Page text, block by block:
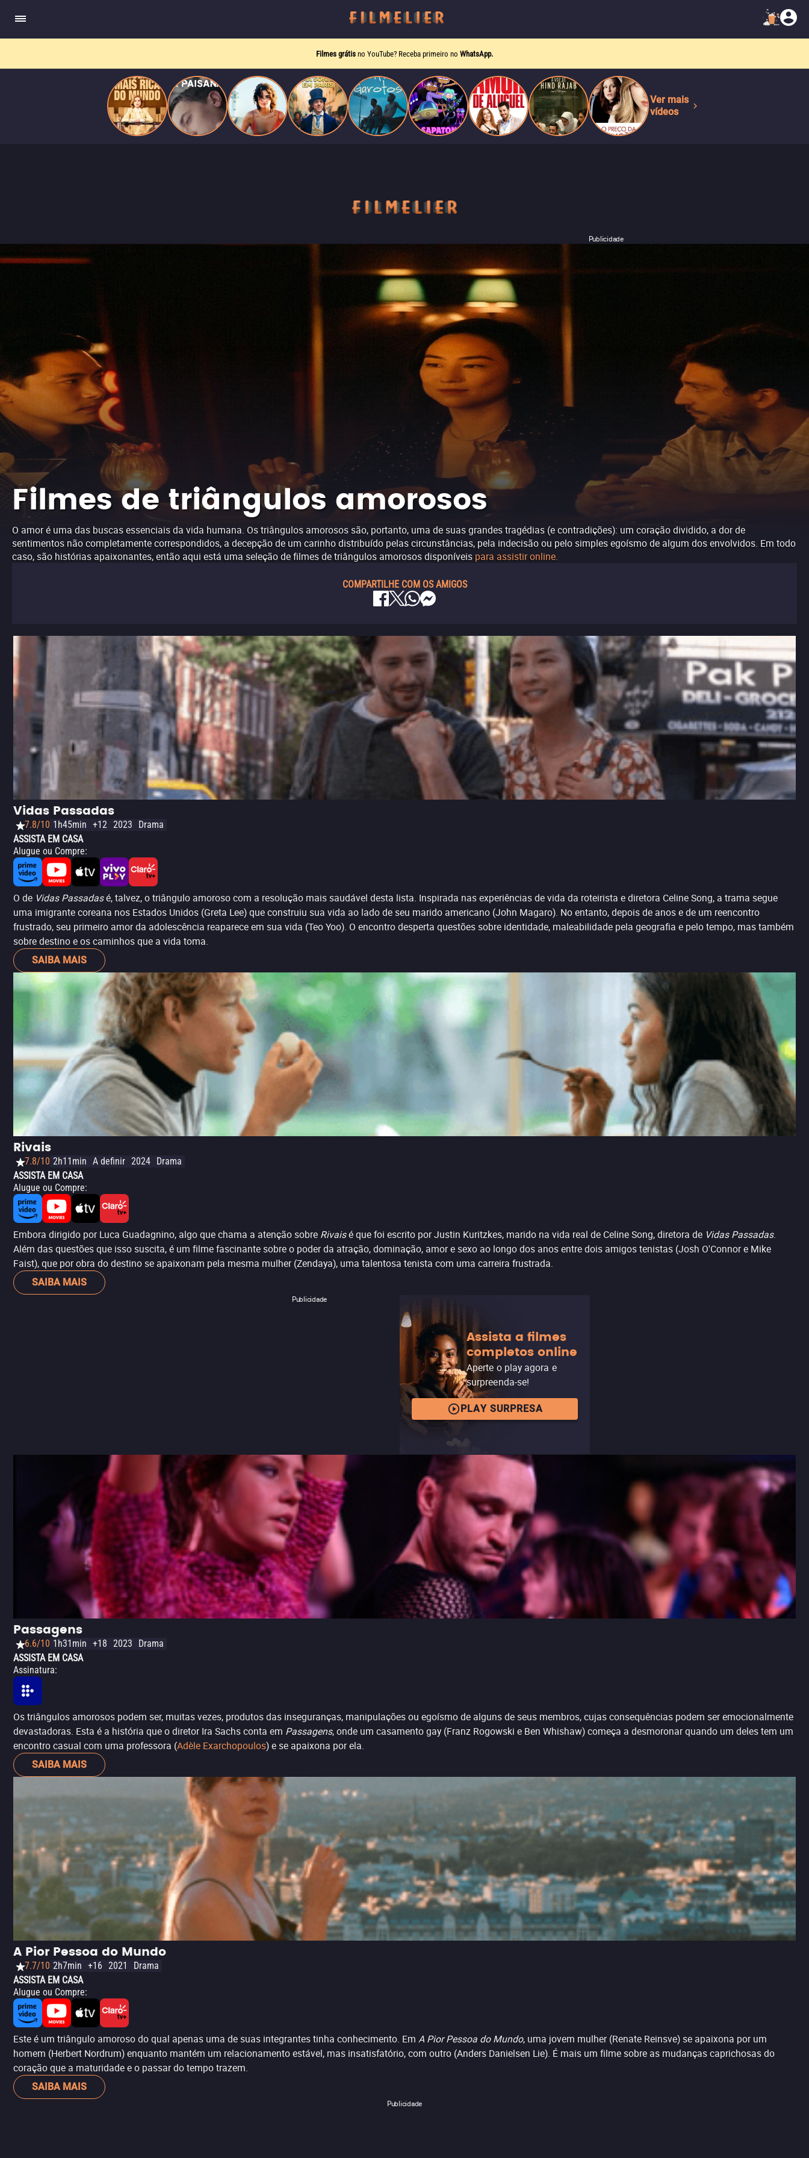
Ver mais
vídeos
Filmes grátis no YouTube? Receba primeiro no WhatsApp.
Publicidade
Filmes de triângulos amorosos
O amor é uma das buscas essenciais da vida humana. Os triângulos amorosos são, portanto, uma de suas grandes tragédias (e contradições): um coração dividido, a dor de
sentimentos não completamente correspondidos, a decepção de um carinho distribuído pelas circunstâncias, pela indecisão ou pelo simples egoísmo de algum dos envolvidos. Em todo
caso, são histórias apaixonantes, então aqui está uma seleção de filmes de triângulos amorosos disponíveis para assistir online.
COMPARTILHE COM OS AMIGOS
Vidas Passadas
7.8/10 1h45min +12 2023
Drama
ASSISTA EM CASA
Alugue ou Compre:
O de Vidas Passadasé, talvez, o triângulo amoroso com a resolução mais saudável desta lista. Inspirada nas experiências de vida da roteirista e diretora Celine Song, a trama segue
uma imigrante coreana nos Estados Unidos (Greta Lee) que construiu sua vida ao lado de seu marido americano (John Magaro). No entanto, depois de anos e de um reencontro
frustrado, seu primeiro amor da adolescência reaparece em sua vida (Teo Yoo). O encontro desperta questões sobre identidade, maleabilidade pela geografia e pelo tempo, mas também
sobre destino e os caminhos que a vida toma.
SAIBA MAIS
Rivais
7.8/10 2h11min A definir 2024 Drama
ASSISTA EM CASA
Alugue ou Compre:
Embora dirigido por Luca Guadagnino, algo que chama a atenção sobre Rivaisé que foi escrito por Justin Kuritzkes, marido na vida real de Celine Song, diretora de Vidas Passadas.
Além das questões que isso suscita, é um filme fascinante sobre o poder da atração, dominação, amor e sexo ao longo dos anos entre dois amigos tenistas (Josh O'Connor e Mike
Faist), que por obra do destino se apaixonam pela mesma mulher (Zendaya), uma talentosa tenista com uma carreira frustrada.
SAIBA MAIS
Assista a filmes
completos online
Aperte o play agora e
surpreenda-se!
PLAY SURPRESA
Publicidade
Passagens
6.6/10 1h31min +18 2023
Drama
ASSISTA EM CASA
Assinatura:
Os triângulos amorosos podem ser, muitas vezes, produtos das inseguranças, manipulações ou egoísmo de alguns de seus membros, cujas consequências podem ser emocionalmente
devastadoras. Esta é a história que o diretor Ira Sachs conta em Passagens, onde um casamento gay (Franz Rogowski e Ben Whishaw) começa a desmoronar quando um deles tem um
encontro casual com uma professora (Adèle Exarchopoulos) e se apaixona por ela.
SAIBA MAIS
A Pior Pessoa do Mundo
7.7/10 2h7min +16 2021
Drama
ASSISTA EM CASA
Alugue ou Compre:
Este é um triângulo amoroso do qual apenas uma de suas integrantes tinha conhecimento. Em A Pior Pessoa do Mundo, uma jovem mulher (Renate Reinsve) se apaixona por um
homem (Herbert Nordrum) enquanto mantém um relacionamento estável, mas insatisfatório, com outro (Anders Danielsen Lie). É mais um filme sobre as mudanças caprichosas do
coração que a maturidade e o passar do tempo trazem.
SAIBA MAIS
Publicidade
do
Mundo